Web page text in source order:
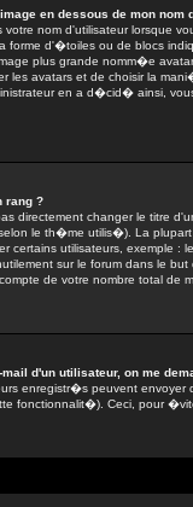
en dessous de mon nom
votre nom d'utilisateur lorsque
d'�toiles ou de blocs
plus grande nomm�e
les avatars et de choisir la
en a d�cid� ainsi,
rang ?
directement changer le titre
le th�me utilis�). La
certains utilisateurs, exemple
sur le forum dans le
de votre nombre total de
d'un utilisateur, on me
enregistr�s peuvent
fonctionnalit�). Ceci, pour